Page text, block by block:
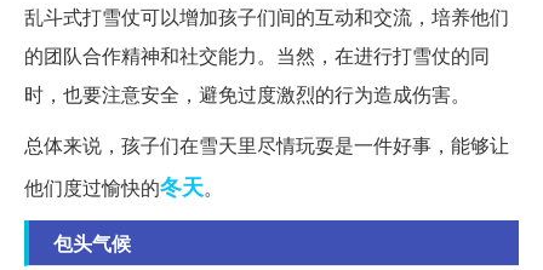
乱斗式打雪仗可以增加孩子们间的互动和交流，培养他们
的团队合作精神和社交能力。当然，在进行打雪仗的同
时，也要注意安全，避免过度激烈的行为造成伤害。
总体来说，孩子们在雪天里尽情玩耍是一件好事，能够让
他们度过愉快的冬天。
包头气候